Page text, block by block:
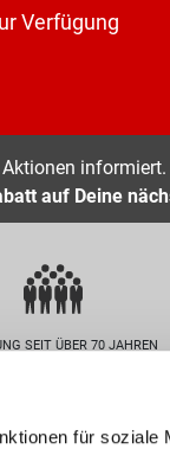
für soziale
Verfügung
auf Deine
SEIT ÜBER 70 JAHREN